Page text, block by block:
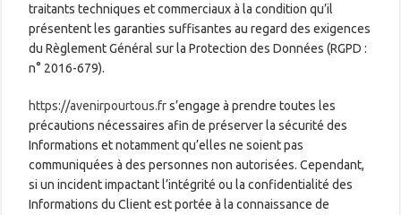
traitants techniques et commerciaux à la condition qu’il
présentent les garanties suffisantes au regard des exigences
du Règlement Général sur la Protection des Données (RGPD :
n° 2016-679).
https://avenirpourtous.frs’engage à prendre toutes les
précautions nécessaires afin de préserver la sécurité des
Informations et notamment qu’elles ne soient pas
communiquées à des personnes non autorisées. Cependant,
si un incident impactant l’intégrité ou la confidentialité des
Informations du Client est portée à la connaissance de